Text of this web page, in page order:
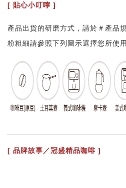
[ 貼心小叮嚀 ]
產品出貨的研磨方式，請於＃產品
粉粗細請參照下列圖示選擇您所使
[ 品牌故事／冠盛精品咖啡 ]